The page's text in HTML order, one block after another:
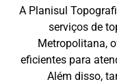
A Planisul
serviços de
Metropolitana,
eficientes para
Além disso,